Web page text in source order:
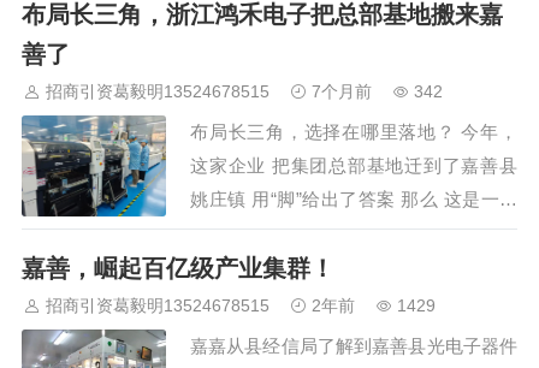
置16租5000方稀大车进出交通 所在位置
单层厂房 房源类型…
布局长三角，浙江鸿禾电子把总部基地搬来嘉
善了
招商引资葛毅明13524678515 7个月前 342
布局长三角，选择在哪里落地？ 今年，
这家企业 把集团总部基地迁到了嘉善县
姚庄镇 用“脚”给出了答案 那么 这是一家
什么样的企业 为何选择嘉善？ 每一块电
路板上都有一层薄如蝉翼的“外衣”——干
膜。贴合精度决定了芯片能否在高速运转
中稳定运行，也决定了微型机器…
嘉善，崛起百亿级产业集群！
招商引资葛毅明13524678515 2年前 1429
嘉嘉从县经信局了解到嘉善县光电子器件